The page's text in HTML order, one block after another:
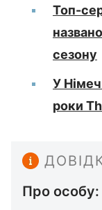
Топ-
сезону
У
роки
Про